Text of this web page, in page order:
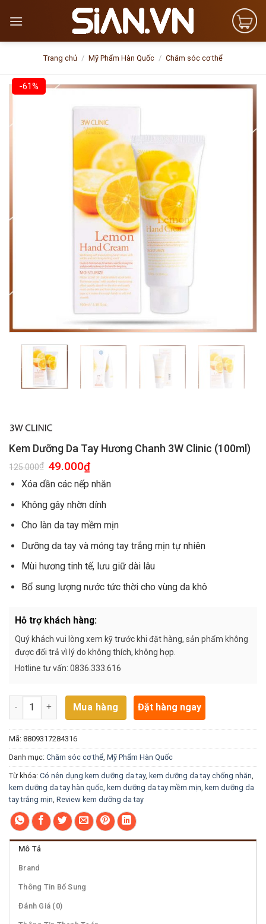
Trang chủ / Mỹ Phẩm Hàn Quốc / Chăm sóc cơ thể
-61%
Kem Dưỡng Da Tay Hương Chanh 3W Clinic (100ml)
125.000₫ 49.000₫
Xóa dần các nếp nhăn
Không gây nhờn dính
Cho làn da tay mềm mịn
Dưỡng da tay và móng tay trắng mịn tự nhiên
Mùi hương tinh tế, lưu giữ dài lâu
Bổ sung lượng nước tức thời cho vùng da khô
Hỗ trợ khách hàng:
Quý khách vui lòng xem kỹ trước khi đặt hàng, sản phẩm không
được đổi trả vì lý do không thích, không hợp.
Hotline tư vấn: 0836.333.616
Kem Dưỡng Da Tay Hương Chanh 3W Clinic (100ml) số lượng
Mua hàng Đặt hàng ngay
Mã: 8809317284316
Danh mục: Chăm sóc cơ thể Mỹ Phẩm Hàn Quốc
Từ khóa: Có nên dụng kem dưỡng da tay, kem dưỡng da tay chống nhăn
kem dưỡng da tay hàn quốc kem dưỡng da tay mềm mịn kem dưỡng da
tay trắng mịn Review kem dưỡng da tay
Mô Tả
Brand
Thông Tin Bổ Sung
Đánh Giá (0)